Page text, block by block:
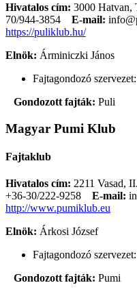
Hivatalos cím: 3000 Hatvan,
70/944-3854
E-mail:
https://puliklub.hu/
Elnök: Árminiczki János
Fajtagondozó szervezet:
Gondozott fajták: Puli
Magyar Pumi Klub
Fajtaklub
Hivatalos cím: 2211 Vasad,
+36-30/222-9258
E-mail:
http://www.pumiklub.eu
Elnök: Árkosi József
Fajtagondozó szervezet:
Gondozott fajták: Pumi